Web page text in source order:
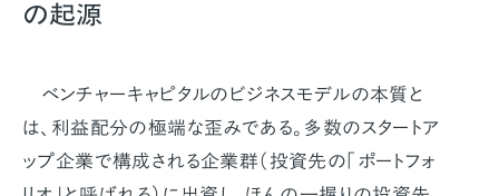
の起源
ベンチャーキャピタルのビジネスモデルの本質と
は、利益配分の極端な歪みである。多数のスタートア
ップ企業で構成される企業群（投資先の「ポートフォ